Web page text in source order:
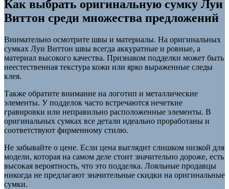
Как выбрать оригинальную сумку Луи
Виттон среди множества предложений
Внимательно осмотрите швы и материалы. На оригинальных
сумках Луи Виттон швы всегда аккуратные и ровные, а
материал высокого качества. Признаком подделки может быть
неестественная текстура кожи или ярко выраженные следы
клея.
Также обратите внимание на логотип и металлические
элементы. У подделок часто встречаются нечеткие
гравировки или неправильно расположенные элементы. В
оригинальных сумках все детали идеально проработаны и
соответствуют фирменному стилю.
Не забывайте о цене. Если цена выглядит слишком низкой для
модели, которая на самом деле стоит значительно дороже, есть
высокая вероятность, что это подделка. Лояльные продавцы
никогда не предлагают значительные скидки на оригинальные
сумки.